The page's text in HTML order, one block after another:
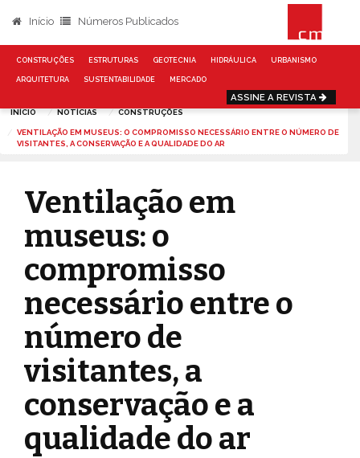
Início Números Publicados
CONSTRUÇÕES ESTRUTURAS GEOTECNIA HIDRÁULICA URBANISMO
ARQUITETURA SUSTENTABILIDADE MERCADO
ASSINE A REVISTA
INÍCIO NOTÍCIAS CONSTRUÇÕES
VENTILAÇÃO EM MUSEUS: O COMPROMISSO NECESSÁRIO ENTRE O NÚMERO DE
VISITANTES, A CONSERVAÇÃO E A QUALIDADE DO AR
Ventilação em
museus: o
compromisso
necessário entre o
número de
visitantes, a
conservação e a
qualidade do ar